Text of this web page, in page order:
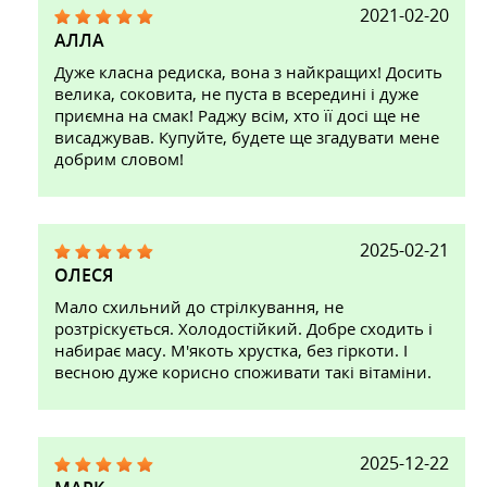
2021-02-20
АЛЛА
Дуже класна редиска, вона з найкращих! Досить
велика, соковита, не пуста в всередині і дуже
приємна на смак! Раджу всім, хто її досі ще не
висаджував. Купуйте, будете ще згадувати мене
добрим словом!
2025-02-21
ОЛЕСЯ
Мало схильний до стрілкування, не
розтріскується. Холодостійкий. Добре сходить і
набирає масу. М'якоть хрустка, без гіркоти. І
весною дуже корисно споживати такі вітаміни.
2025-12-22